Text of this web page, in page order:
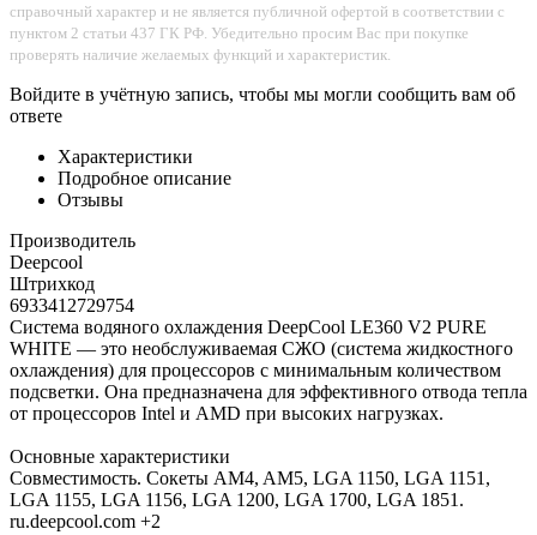
справочный характер и не является публичной офертой в соответствии с
пунктом 2 статьи 437 ГК РФ. Убедительно просим Вас при покупке
проверять наличие желаемых функций и характеристик.
Войдите в учётную запись, чтобы мы могли сообщить вам об
ответе
Характеристики
Подробное описание
Отзывы
Производитель
Deepcool
Штрихкод
6933412729754
Система водяного охлаждения DeepCool LE360 V2 PURE
WHITE — это необслуживаемая СЖО (система жидкостного
охлаждения) для процессоров с минимальным количеством
подсветки. Она предназначена для эффективного отвода тепла
от процессоров Intel и AMD при высоких нагрузках.
Основные характеристики
Совместимость. Сокеты AM4, AM5, LGA 1150, LGA 1151,
LGA 1155, LGA 1156, LGA 1200, LGA 1700, LGA 1851.
ru.deepcool.com +2